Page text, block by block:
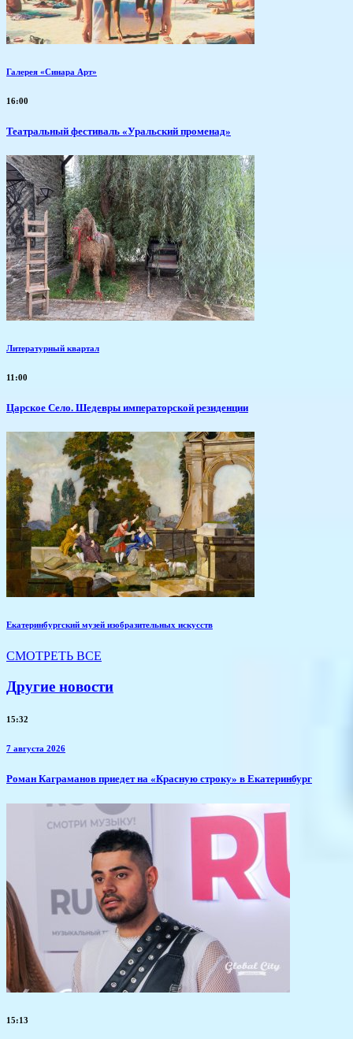
Галерея «Синара Арт»
16:00
Театральный фестиваль «Уральский променад»
Литературный квартал
11:00
Царское Село. Шедевры императорской резиденции
Екатеринбургский музей изобразительных искусств
СМОТРЕТЬ ВСЕ
Другие новости
15:32
7 августа 2026
​Роман Каграманов приедет на «Красную строку» в Екатеринбург
15:13